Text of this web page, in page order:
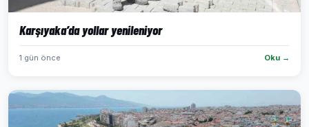
Karşıyaka’da yollar yenileniyor
1 gün önce Oku →